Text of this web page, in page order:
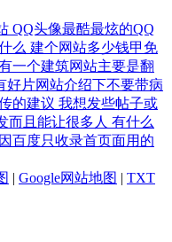
QQ头像最酷最炫的QQ
么 建个网站多少钱甲免
一个建筑网站主要是翻
好片网站介绍下不要带病
的建议 我想发些帖子或
而且能让很多人 有什么
百度只收录首页面用的
| Google网站地图 | TXT